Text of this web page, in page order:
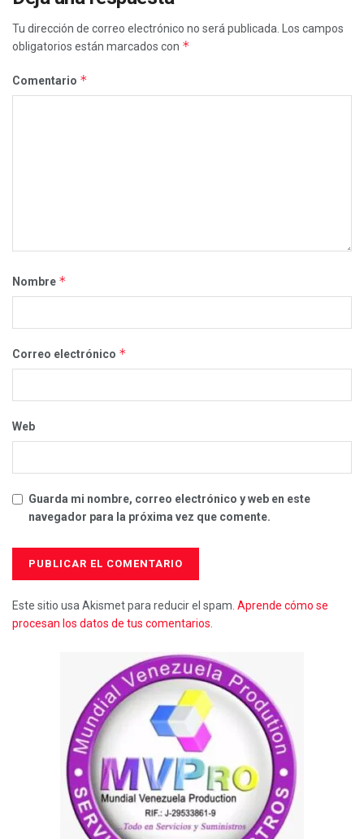
Tu dirección de correo electrónico no será publicada.
Los campos
obligatorios están marcados con *
Comentario *
Nombre *
Correo electrónico *
Web
Guarda mi nombre, correo electrónico y web en este
navegador para la próxima vez que comente.
Este sitio usa Akismet para reducir el spam. Aprende cómo se
procesan los datos de tus comentarios.